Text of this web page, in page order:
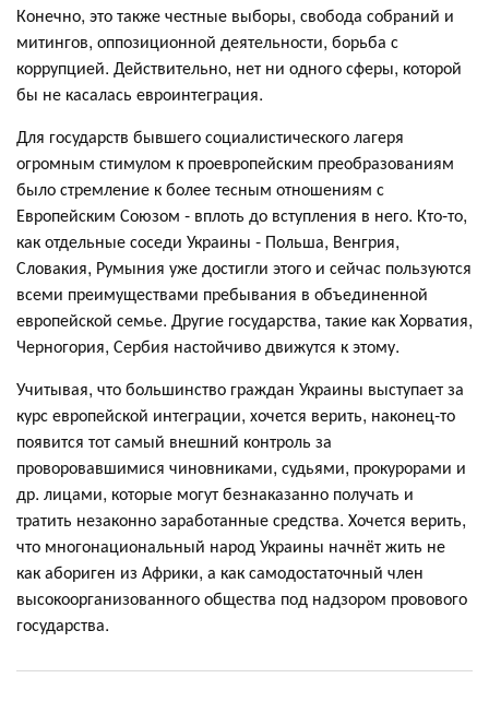
Конечно, это также честные выборы, свобода собраний и
митингов, оппозиционной деятельности, борьба с
коррупцией. Действительно, нет ни одного сферы, которой
бы не касалась евроинтеграция.
Для государств бывшего социалистического лагеря
огромным стимулом к проевропейским преобразованиям
было стремление к более тесным отношениям с
Европейским Союзом - вплоть до вступления в него. Кто-то,
как отдельные соседи Украины - Польша, Венгрия,
Словакия, Румыния уже достигли этого и сейчас пользуются
всеми преимуществами пребывания в объединенной
европейской семье. Другие государства, такие как Хорватия,
Черногория, Сербия настойчиво движутся к этому.
Учитывая, что большинство граждан Украины выступает за
курс европейской интеграции, хочется верить, наконец-то
появится тот самый внешний контроль за
проворовавшимися чиновниками, судьями, прокурорами и
др. лицами, которые могут безнаказанно получать и
тратить незаконно заработанные средства. Хочется верить,
что многонациональный народ Украины начнёт жить не
как абориген из Африки, а как самодостаточный член
высокоорганизованного общества под надзором провового
государства.